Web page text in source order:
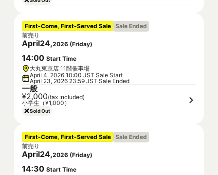
First-Come, First-Served Sale Sale Ended
前売り
April24,2026 (Friday)
14:00 Start Time
大丸東京店 11階催事場
April 4, 2026 10:00 JST Sale Start
April 23, 2026 23:59 JST Sale Ended
一般
¥2,000(tax included)
小学生（¥1,000）
Sold Out
First-Come, First-Served Sale Sale Ended
前売り
April24,2026 (Friday)
14:30 Start Time